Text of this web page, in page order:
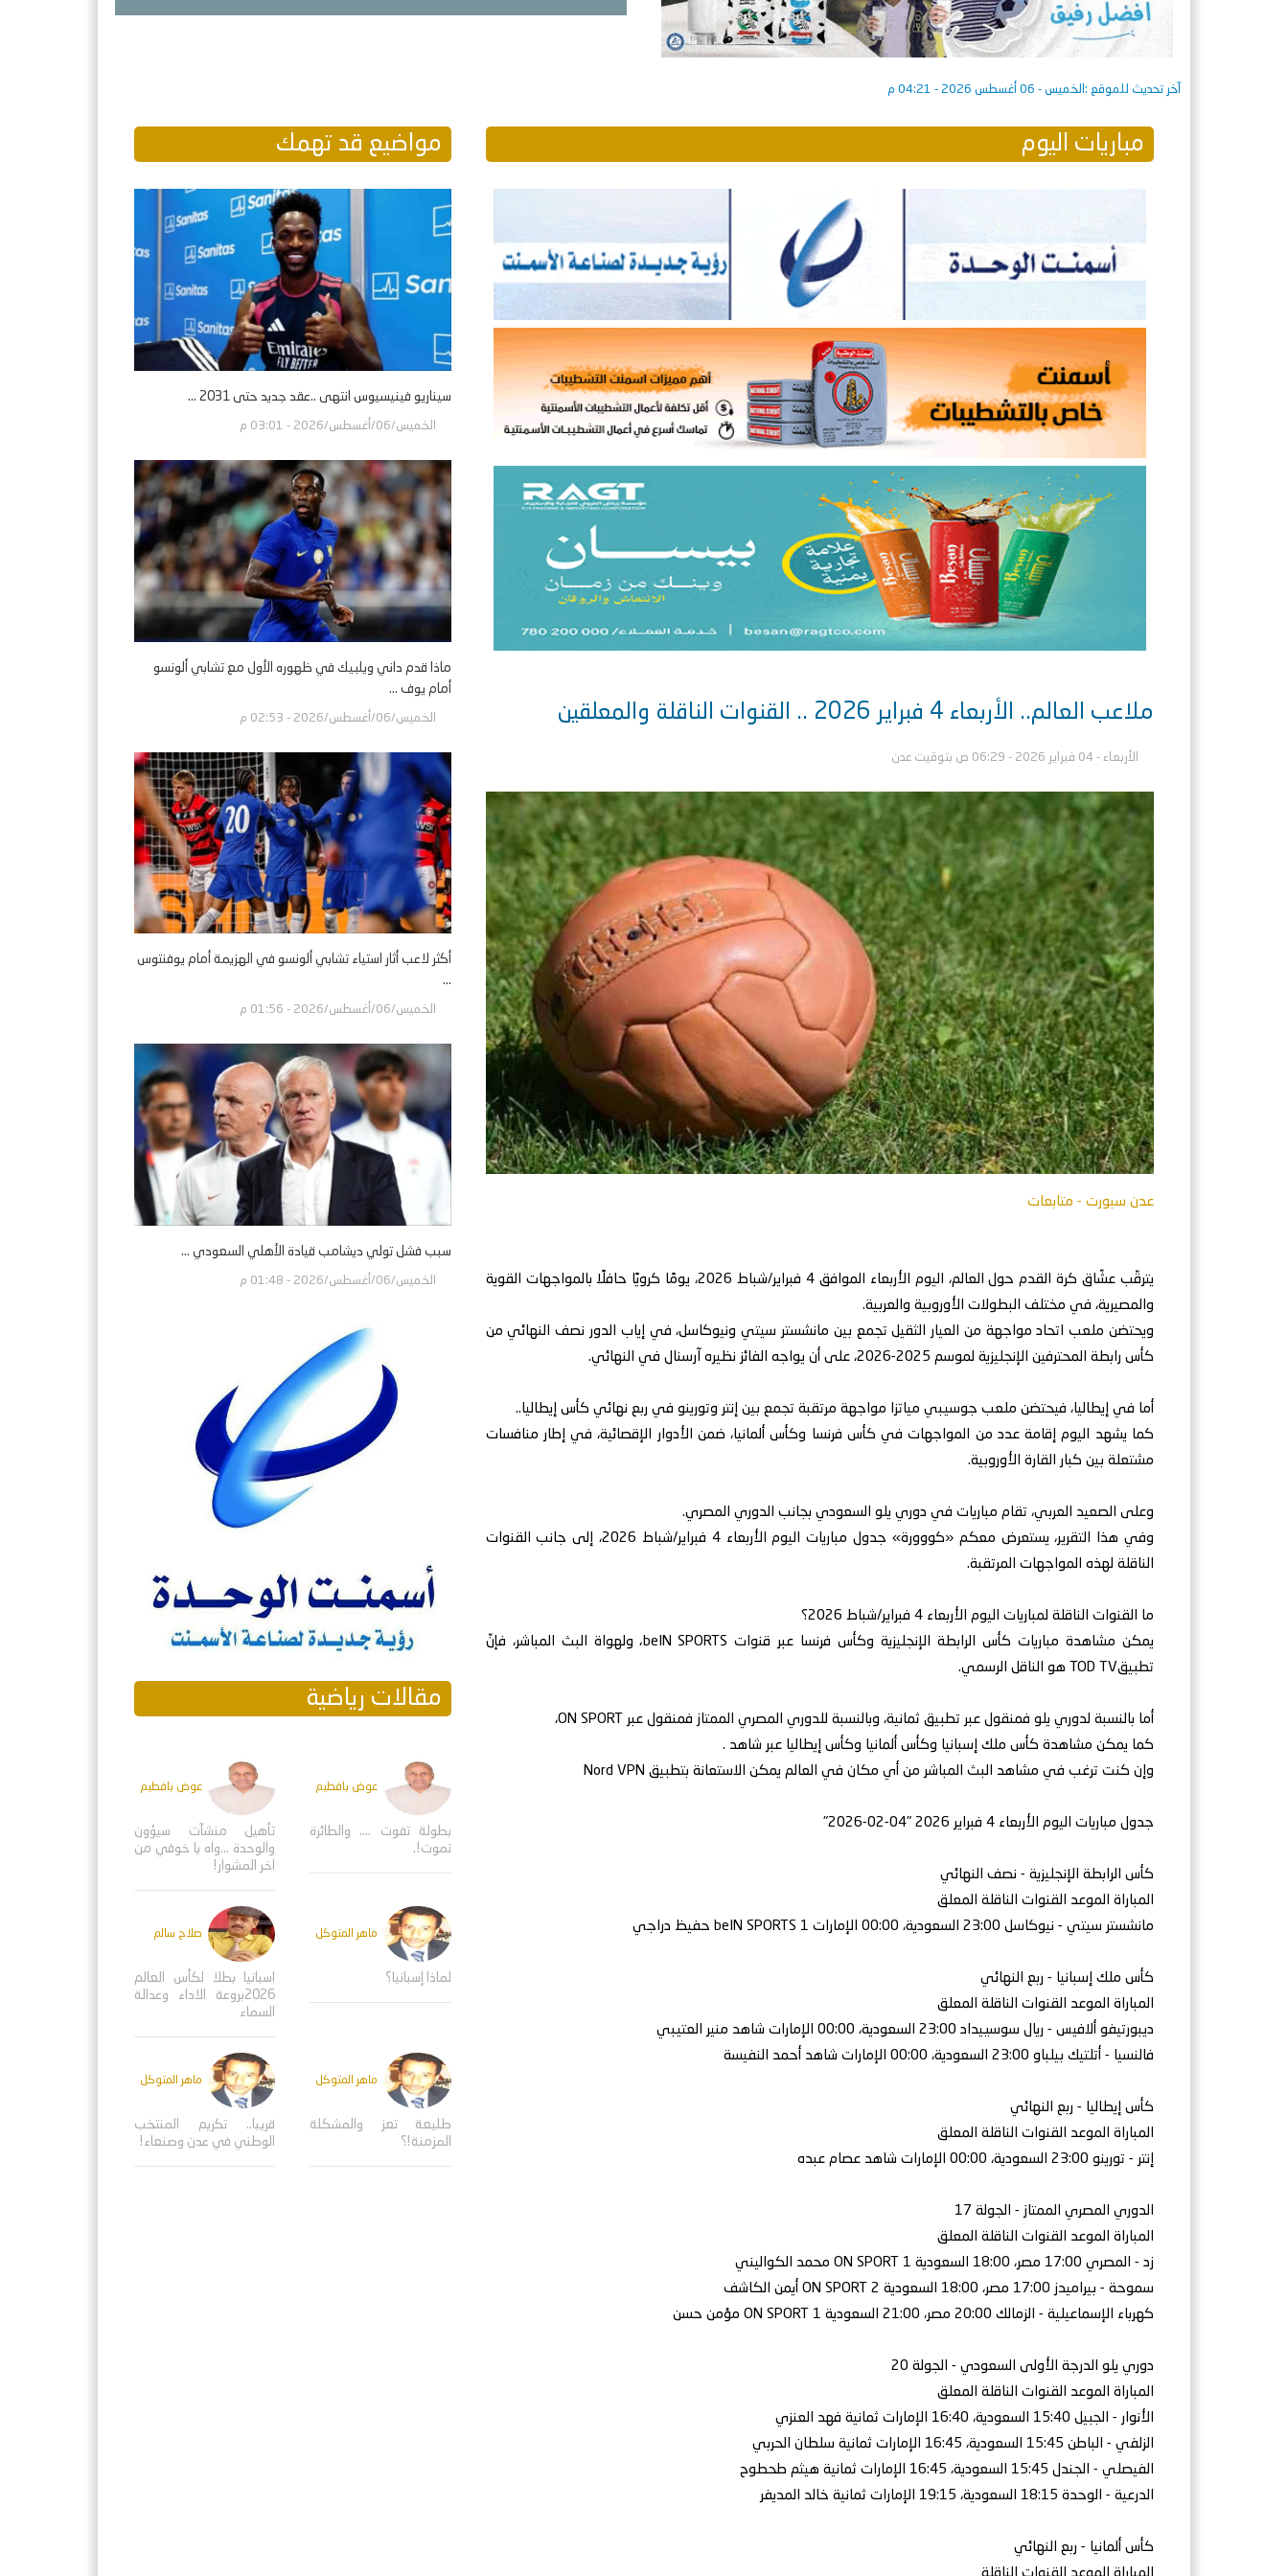
آخر تحديث للموقع : الخميس - 06 أغسطس 2026 - 04:21 م
مباريات اليوم
ملاعب العالم.. الأربعاء 4 فبراير 2026 .. القنوات الناقلة والمعلقين
الأربعاء - 04 فبراير 2026 - 06:29 ص بتوقيت عدن
عدن سبورت - متابعات
يترقّب عشّاق كرة القدم حول العالم، اليوم الأربعاء الموافق 4 فبراير/شباط 2026، يومًا كرويًا حافلًا بالمواجهات القوية
والمصيرية، في مختلف البطولات الأوروبية والعربية.
ويحتضن ملعب اتحاد مواجهة من العيار الثقيل تجمع بين مانشستر سيتي ونيوكاسل، في إياب الدور نصف النهائي من
كأس رابطة المحترفين الإنجليزية لموسم 2025-2026، على أن يواجه الفائز نظيره آرسنال في النهائي.
أما في إيطاليا، فيحتضن ملعب جوسيبي مياتزا مواجهة مرتقبة تجمع بين إنتر وتورينو في ربع نهائي كأس إيطاليا..
كما يشهد اليوم إقامة عدد من المواجهات في كأس فرنسا وكأس ألمانيا، ضمن الأدوار الإقصائية، في إطار منافسات
مشتعلة بين كبار القارة الأوروبية.
وعلى الصعيد العربي، تقام مباريات في دوري يلو السعودي بجانب الدوري المصري.
وفي هذا التقرير، يستعرض معكم «كووورة» جدول مباريات اليوم الأربعاء 4 فبراير/شباط 2026، إلى جانب القنوات
الناقلة لهذه المواجهات المرتقبة.
ما القنوات الناقلة لمباريات اليوم الأربعاء 4 فبراير/شباط 2026؟
يمكن مشاهدة مباريات كأس الرابطة الإنجليزية وكأس فرنسا عبر قنوات beIN SPORTS، ولهواة البث المباشر، فإنّ
تطبيقTOD TV هو الناقل الرسمي.
أما بالنسبة لدوري يلو فمنقول عبر تطبيق ثمانية، وبالنسبة للدوري المصري الممتاز فمنقول عبر ON SPORT،
كما يمكن مشاهدة كأس ملك إسبانيا وكأس ألمانيا وكأس إيطاليا عبر شاهد .
وإن كنت ترغب في مشاهد البث المباشر من أي مكان في العالم يمكن الاستعانة بتطبيق Nord VPN
جدول مباريات اليوم الأربعاء 4 فبراير 2026 "04-02-2026"
كأس الرابطة الإنجليزية - نصف النهائي
المباراة الموعد القنوات الناقلة المعلق
مانشستر سيتي - نيوكاسل 23:00 السعودية، 00:00 الإمارات beIN SPORTS 1 حفيظ دراجي
كأس ملك إسبانيا - ربع النهائي
المباراة الموعد القنوات الناقلة المعلق
ديبورتيفو ألافيس - ريال سوسييداد 23:00 السعودية، 00:00 الإمارات شاهد منير العتيبي
فالنسيا - أتلتيك بيلباو 23:00 السعودية، 00:00 الإمارات شاهد أحمد النفيسة
كأس إيطاليا - ربع النهائي
المباراة الموعد القنوات الناقلة المعلق
إنتر - تورينو 23:00 السعودية، 00:00 الإمارات شاهد عصام عبده
الدوري المصري الممتاز - الجولة 17
المباراة الموعد القنوات الناقلة المعلق
زد - المصري 17:00 مصر، 18:00 السعودية ON SPORT 1 محمد الكواليني
سموحة - بيراميدز 17:00 مصر، 18:00 السعودية ON SPORT 2 أيمن الكاشف
كهرباء الإسماعيلية - الزمالك 20:00 مصر، 21:00 السعودية ON SPORT 1 مؤمن حسن
دوري يلو الدرجة الأولى السعودي - الجولة 20
المباراة الموعد القنوات الناقلة المعلق
الأنوار - الجبيل 15:40 السعودية، 16:40 الإمارات ثمانية فهد العنزي
الزلفي - الباطن 15:45 السعودية، 16:45 الإمارات ثمانية سلطان الحربي
الفيصلي - الجندل 15:45 السعودية، 16:45 الإمارات ثمانية هيثم طحطوح
الدرعية - الوحدة 18:15 السعودية، 19:15 الإمارات ثمانية خالد المديفر
كأس ألمانيا - ربع النهائي
مواضيع قد تهمك
سيناريو فينيسيوس انتهى ..عقد جديد حتى 2031 ...
الخميس/06/أغسطس/2026 - 03:01 م
ماذا قدم داني ويلبيك في ظهوره الأول مع تشابي ألونسو
أمام يوف ...
الخميس/06/أغسطس/2026 - 02:53 م
أكثر لاعب أثار استياء تشابي ألونسو في الهزيمة أمام يوفنتوس
...
الخميس/06/أغسطس/2026 - 01:56 م
سبب فشل تولي ديشامب قيادة الأهلي السعودي ...
الخميس/06/أغسطس/2026 - 01:48 م
مقالات رياضية
عوض بافطيم
بطولة تفوت .... والطائرة
تموت!.
عوض بافطيم
تأهيل منشآت سيؤون
والوحدة ...واه يا خوفي من
اخر المشوار!
ماهر المتوكل
لماذا إسبانيا؟
صلاح سالم
اسبانيا بطلا لكأس العالم
2026بروعة الاداء وعدالة
السماء
ماهر المتوكل
طليعة تعز والمشكلة
المزمنة!؟
ماهر المتوكل
قريبا.. تكريم المنتخب
الوطني في عدن وصنعاء!